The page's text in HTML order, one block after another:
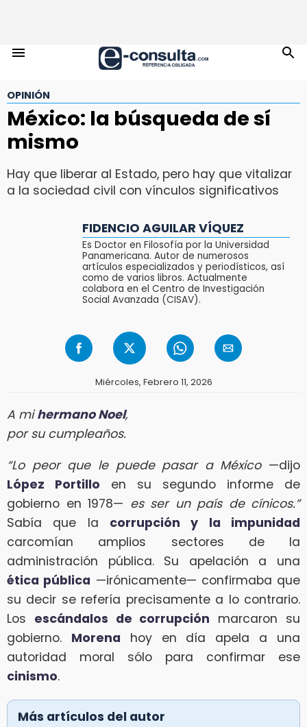
OPINIÓN
México: la búsqueda de sí
mismo
Hay que liberar al Estado, pero hay que vitalizar
a la sociedad civil con vínculos significativos
FIDENCIO AGUILAR VÍQUEZ
Es Doctor en Filosofía por la Universidad
Panamericana. Autor de numerosos
artículos especializados y periodísticos, así
como de varios libros. Actualmente
colabora en el Centro de Investigación
Social Avanzada (CISAV).
Miércoles, Febrero 11, 2026
A mihermano Noel,
por su cumpleaños.
“Lo peor que le puede pasar a México—dijo
López Portillo en su segundo informe de
gobierno en 1978— es ser un país de cínicos.”
Sabía que la corrupción y la impunidad
carcomían amplios sectores de la
administración pública. Su apelación a una
ética pública —irónicamente— confirmaba que
su decir se refería precisamente a lo contrario.
Los escándalos de corrupción marcaron su
gobierno. Morena hoy en día apela a una
autoridad moral sólo para confirmar ese
cinismo.
Más artículos del autor